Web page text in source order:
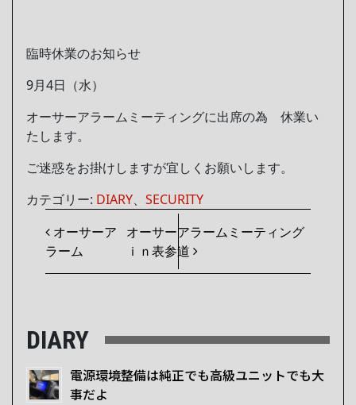
臨時休業のお知らせ
9月4日（水）
オーサーアラームミーティングに出席の為 休業い
たします。
ご迷惑をお掛けしますが宜しくお願いします。
カテゴリー: DIARY、 SECURITY
投稿ナビゲーション
オーサーア
ラーム
オーサーアラームミーティング
ｉｎ表参道
DIARY
電源環境整備は純正でも高級ユニットでも大
事だよ